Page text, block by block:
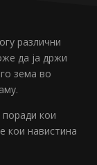
различни
да ја држи
зема во
поради кои
кои навистина